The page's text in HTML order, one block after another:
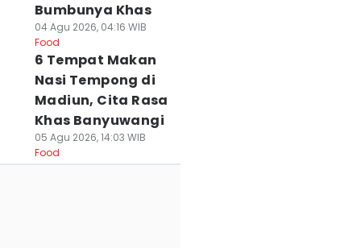
Bumbunya Khas
04 Agu 2026, 04:16 WIB
Food
6 Tempat Makan
Nasi Tempong di
Madiun, Cita Rasa
Khas Banyuwangi
05 Agu 2026, 14:03 WIB
Food